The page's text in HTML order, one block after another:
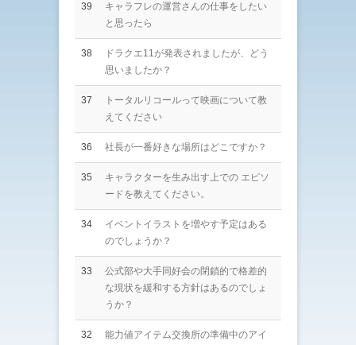
39
キャラフレの運営さんの仕事をしたい
と思ったら
38
ドラクエ11が発表されましたが、どう
思いましたか？
37
トータルリコールって映画について教
えてください
36 社長が一番好きな場所はどこですか？
35
キャラクターを生み出す上での エピソ
ードを教えてください。
34
イベントイラストを増やす予定はある
のでしょうか？
33
公式部や大手同好会の閉鎖的で格差的
な現状を緩和する方針はあるのでしょ
うか？
32
能力値アイテム交換所の準備中のアイ